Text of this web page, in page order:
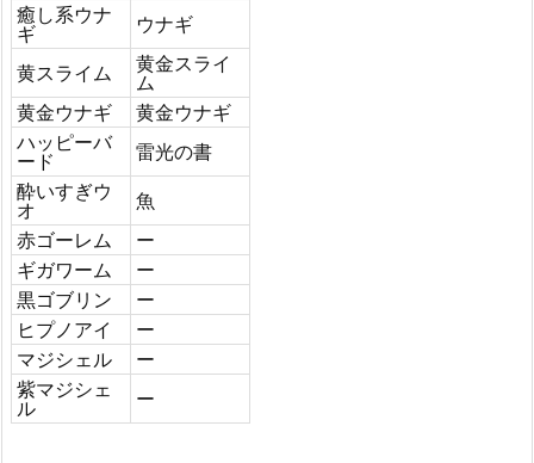
癒し系ウナ
ギ
ウナギ
黄スライム
黄金スライ
ム
黄金ウナギ
黄金ウナギ
ハッピーバ
ード
雷光の書
酔いすぎウ
オ
魚
赤ゴーレム
ー
ギガワーム
ー
黒ゴブリン
ー
ヒプノアイ
ー
マジシェル
ー
紫マジシェ
ル
ー